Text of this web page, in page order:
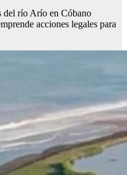
del río Arío en Cóbano
acciones legales para